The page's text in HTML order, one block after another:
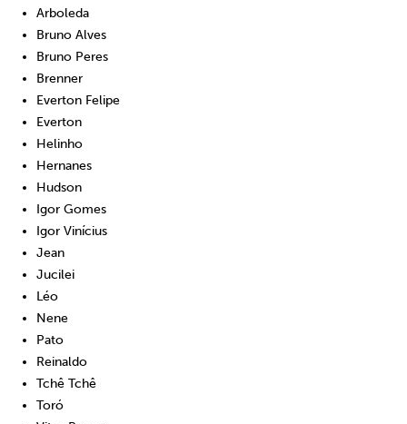
Arboleda
Bruno Alves
Bruno Peres
Brenner
Everton Felipe
Everton
Helinho
Hernanes
Hudson
Igor Gomes
Igor Vinícius
Jean
Jucilei
Léo
Nene
Pato
Reinaldo
Tchê Tchê
Toró